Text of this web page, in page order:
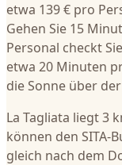
etwa 139 € pro
Gehen Sie 15
Personal checkt
etwa 20 Minuten
die Sonne über
La Tagliata liegt 3
können den SITA-
gleich nach dem